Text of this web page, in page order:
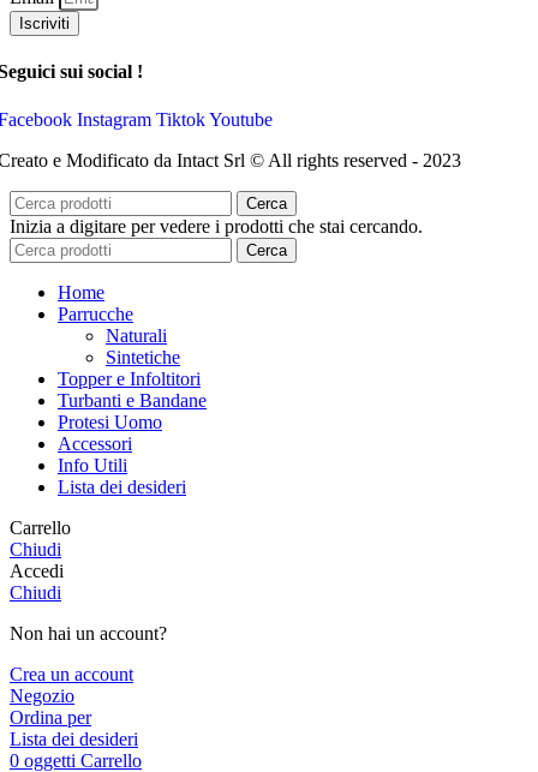
Iscriviti
sui social !
Instagram TiktokYoutube
e Modificato da Intact Srl © All rights reserved - 2023
Cerca
Inizia a digitare per vedere i prodotti che stai cercando.
Cerca
Home
Parrucche
Naturali
Sintetiche
Topper e Infoltitori
Turbanti e Bandane
Protesi Uomo
Accessori
Info Utili
Lista dei desideri
Carrello
Chiudi
Accedi
Chiudi
Non hai un account?
Crea un account
Negozio
Ordina per
Lista dei desideri
0 oggetti Carrello